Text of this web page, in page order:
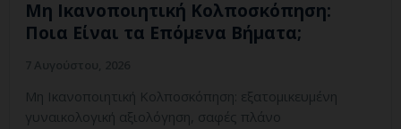
Μη Ικανοποιητική Κολποσκόπηση:
Ποια Είναι τα Επόμενα Βήματα;
Μη Ικανοποιητική Κολποσκόπηση: εξατομικευμένη
γυναικολογική αξιολόγηση, σαφές πλάνο